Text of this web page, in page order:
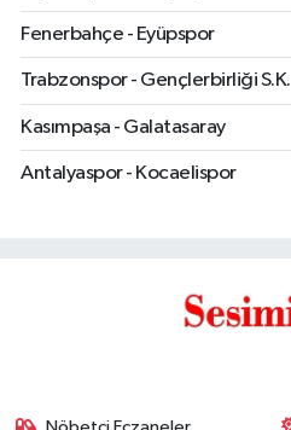
Fenerbahçe - Eyüpspor
Trabzonspor - Gençlerbirliği S.K.
Kasımpaşa - Galatasaray
Antalyaspor - Kocaelispor